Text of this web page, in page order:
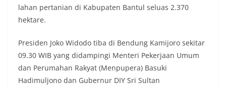
lahan pertanian di Kabupaten Bantul seluas 2.370
hektare.
Presiden Joko Widodo tiba di Bendung Kamijoro sekitar
09.30 WIB yang didampingi Menteri Pekerjaan Umum
dan Perumahan Rakyat (Menpupera) Basuki
Hadimuljono dan Gubernur DIY Sri Sultan